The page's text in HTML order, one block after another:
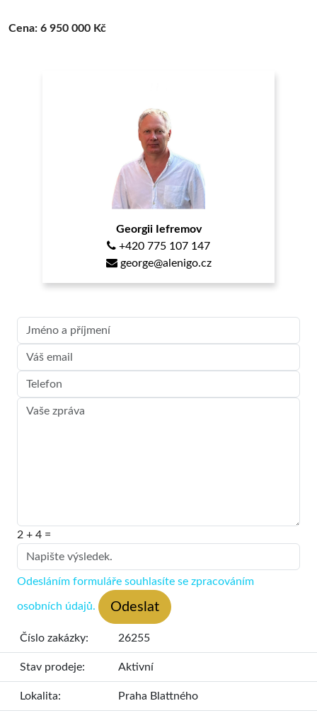
Cena: 6 950 000 Kč
Georgii Iefremov
+420 775 107 147
george@alenigo.cz
2 + 4 =
Odesláním formuláře souhlasíte se zpracováním
osobních údajů.
Číslo zakázky: 26255
Stav prodeje: Aktivní
Lokalita: Praha Blattného
Podlahová plocha: